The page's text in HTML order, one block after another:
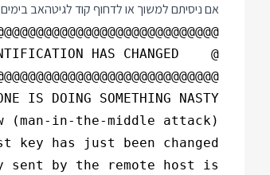
אם ניסיתם למשוך או לדחוף קוד לגיטהאב